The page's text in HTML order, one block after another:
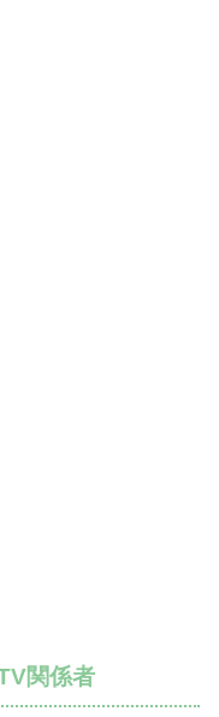
関係者